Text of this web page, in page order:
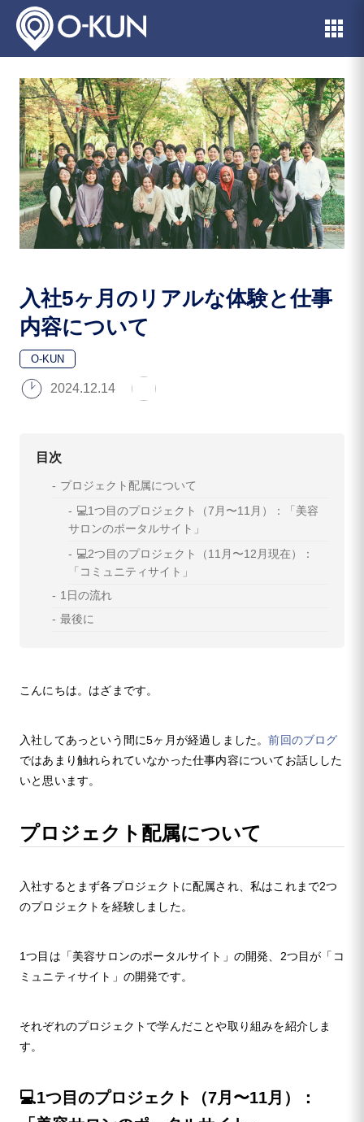
入社5ヶ月のリアルな体験と仕事
内容について
O-KUN
2024.12.14
目次
プロジェクト配属について
💻1つ目のプロジェクト（7月〜11月）：「美容
サロンのポータルサイト」
💻2つ目のプロジェクト（11月〜12月現在）：
「コミュニティサイト」
1日の流れ
最後に
こんにちは。はざまです。
入社してあっという間に5ヶ月が経過しました。前回のブログ
ではあまり触れられていなかった仕事内容についてお話しした
いと思います。
プロジェクト配属について
入社するとまず各プロジェクトに配属され、私はこれまで2つ
のプロジェクトを経験しました。
1つ目は「美容サロンのポータルサイト」の開発、2つ目が「コ
ミュニティサイト」の開発です。
それぞれのプロジェクトで学んだことや取り組みを紹介しま
す。
💻1つ目のプロジェクト（7月〜11月）：